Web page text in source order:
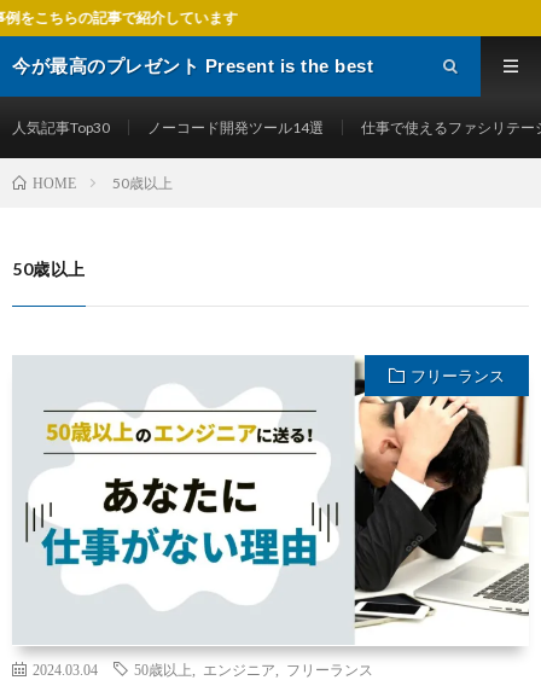
で紹介しています
今が最高のプレゼント Present is the best
人気記事Top30 ノーコード開発ツール14選 仕事で使えるファシリテー
HOME 50歳以上
50歳以上
フリーランス
2024.03.04 50歳以上 エンジニア フリーランス